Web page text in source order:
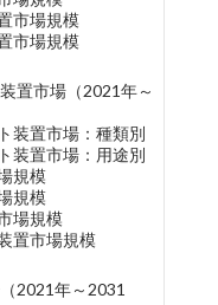
市場規模
市場規模
置市場（2021年～
装置市場：種類別
装置市場：用途別
規模
規模
場規模
置市場規模
2021年～2031